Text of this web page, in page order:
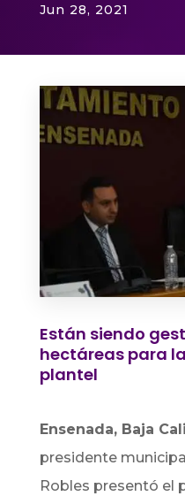
Jun 28, 2021
Están siendo
hectáreas para
plantel
Ensenada, Baja
presidente
Robles presentó el